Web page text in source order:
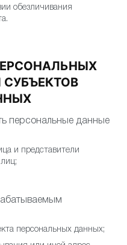
и (или)
обезличивания
персональные данные
и представители
персональных данных;